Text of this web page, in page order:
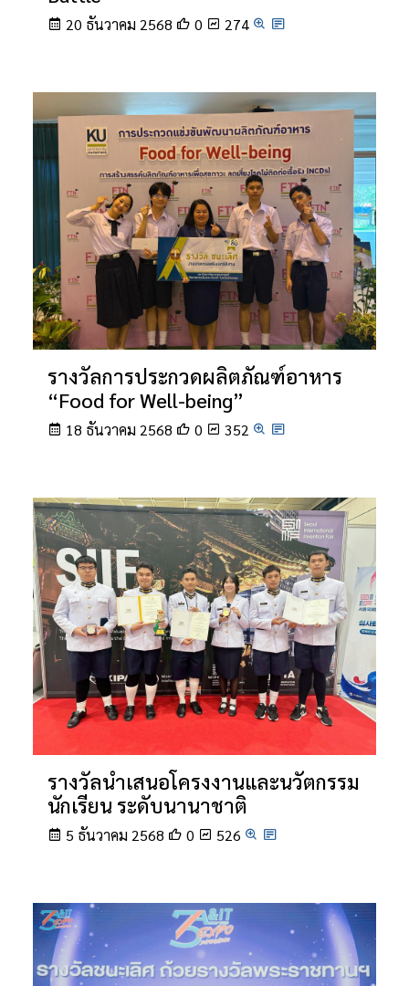
20 ธันวาคม 2568 0 274
รางวัลการประกวดผลิตภัณฑ์อาหาร
“Food for Well-being”
18 ธันวาคม 2568 0 352
รางวัลนำเสนอโครงงานและนวัตกรรม
นักเรียน ระดับนานาชาติ
5 ธันวาคม 2568 0 526